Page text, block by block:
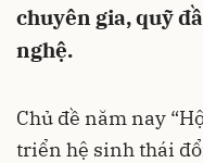
chuyên gia, quỹ
nghệ.
Chủ đề năm nay
triển hệ sinh thái